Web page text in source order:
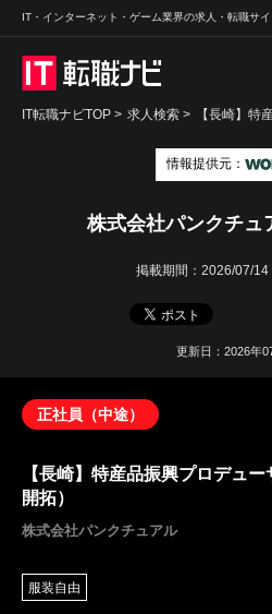
IT・インターネット・ゲーム業界の求人・転職サイ
IT転職ナビTOP > 求人検索 > 【長崎】特
情報提供元：
株式会社パンクチュ
掲載期間： 2026/07/14
更新日：2026年
正社員（中途）
【長崎】特産品振興プロデュ
開拓）
株式会社パンクチュアル
服装自由